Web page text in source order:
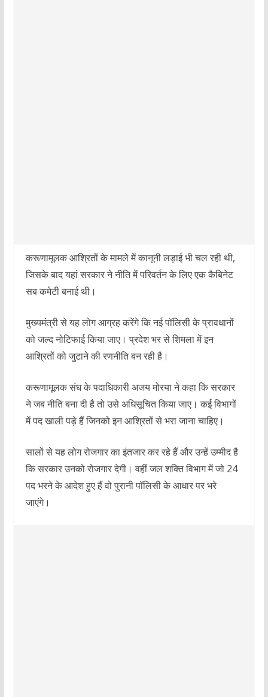
करूणामूलक आश्रितों के मामले में कानूनी लड़ाई भी चल रही थी,
जिसके बाद यहां सरकार ने नीति में परिवर्तन के लिए एक कैबिनेट
सब कमेटी बनाई थी।
मुख्यमंत्री से यह लोग आग्रह करेंगे कि नई पॉलिसी के प्रावधानों
को जल्द नोटिफाई किया जाए। प्रदेश भर से शिमला में इन
आश्रितों को जुटाने की रणनीति बन रही है।
करूणामूलक संघ के पदाधिकारी अजय मोरया ने कहा कि सरकार
ने जब नीति बना दी है तो उसे अधिसूचित किया जाए। कई विभागों
में पद खाली पड़े हैं जिनको इन आश्रितों से भरा जाना चाहिए।
सालों से यह लोग रोजगार का इंतजार कर रहे हैं और उन्हें उम्मीद है
कि सरकार उनको रोजगार देगी। वहीं जल शक्ति विभाग में जो 24
पद भरने के आदेश हुए हैं वो पुरानी पॉलिसी के आधार पर भरे
जाएंगे।